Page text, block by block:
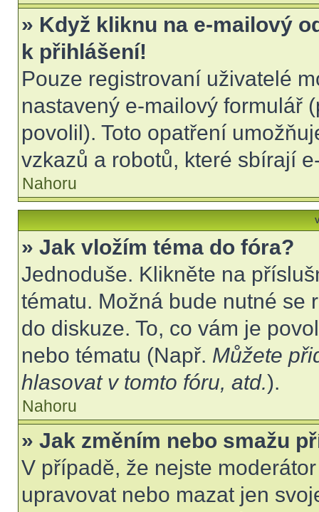
» Když kliknu na e-mailový
k přihlášení!
Pouze registrovaní uživatelé
nastavený e-mailový formulář
povolil). Toto opatření
vzkazů a robotů, které sbírají
Nahoru
» Jak vložím téma do fóra?
Jednoduše. Klikněte na
tématu. Možná bude nutné se
do diskuze. To, co vám je
nebo tématu (Např. Můžete
hlasovat v tomto fóru, atd.).
Nahoru
» Jak změním nebo smažu
V případě, že nejste
upravovat nebo mazat jen